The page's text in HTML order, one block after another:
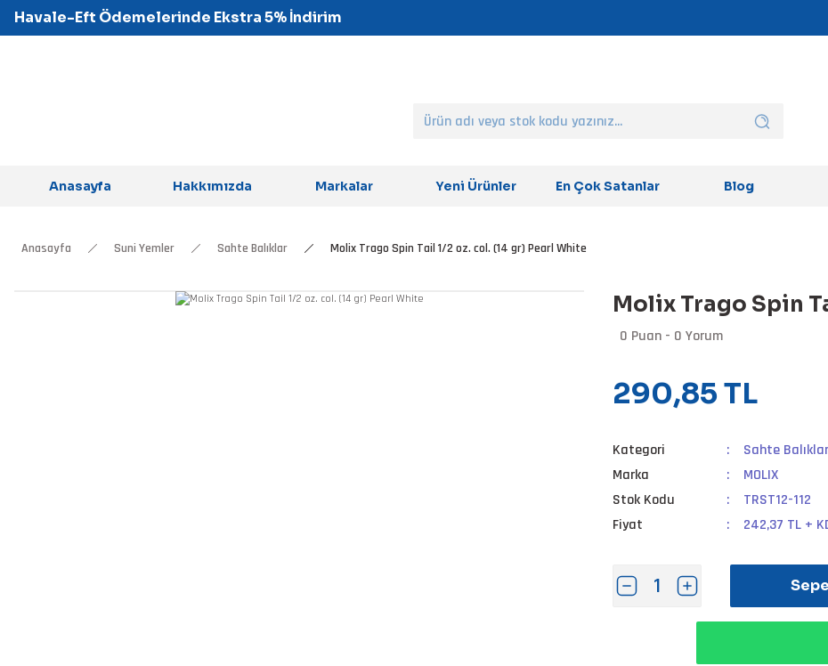
Havale-Eft Ödemelerinde Ekstra 5% İndirim
Anasayfa Hakkımızda Markalar Yeni Ürünler En Çok Satanlar Blog
Anasayfa Suni Yemler Sahte Balıklar Molix Trago Spin Tail 1/2 oz. col. (14 gr) Pearl White
Molix Trago Spin
0 Puan - 0 Yorum
290,85 TL
Kategori
Sahte Balıklar
Marka
MOLIX
Stok Kodu
TRST12-112
Fiyat
242,37 TL +